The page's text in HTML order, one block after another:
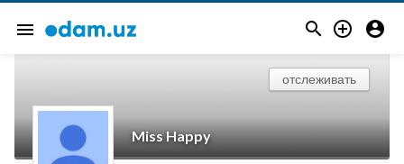
menu   
Miss Happy
отслеживать